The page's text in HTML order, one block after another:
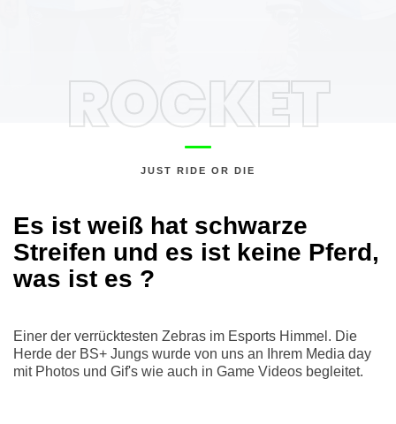
ROCKET
JUST RIDE OR DIE
Es ist weiß hat schwarze
Streifen und es ist keine Pferd,
was ist es ?
Einer der verrücktesten Zebras im Esports Himmel. Die
Herde der BS+ Jungs wurde von uns an Ihrem Media day
mit Photos und Gif's wie auch in Game Videos begleitet.